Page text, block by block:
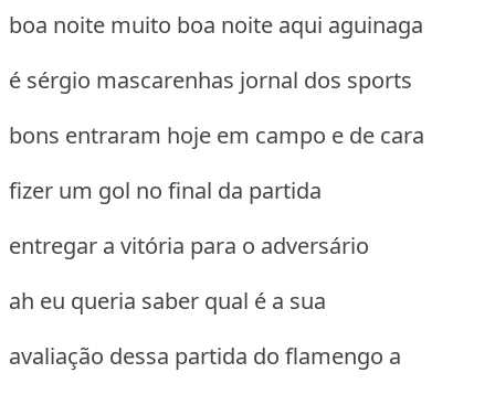
boa noite muito boa noite aqui aguinaga
é sérgio mascarenhas jornal dos sports
bons entraram hoje em campo e de cara
fizer um gol no final da partida
entregar a vitória para o adversário
ah eu queria saber qual é a sua
avaliação dessa partida do flamengo a